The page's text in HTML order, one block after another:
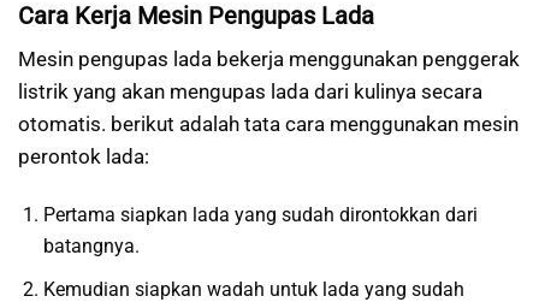
Cara Kerja Mesin Pengupas Lada
Mesin pengupas lada bekerja menggunakan penggerak
listrik yang akan mengupas lada dari kulinya secara
otomatis. berikut adalah tata cara menggunakan mesin
perontok lada:
Pertama siapkan lada yang sudah dirontokkan dari
batangnya.
Kemudian siapkan wadah untuk lada yang sudah